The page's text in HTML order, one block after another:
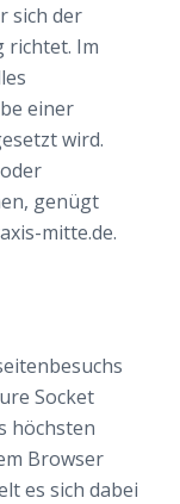
sich der
richtet. Im
einer
wird.
genügt
mitte.de.
Socket
höchsten
Browser
es sich dabei